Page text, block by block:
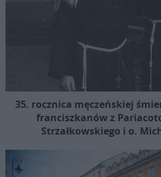
35. rocznica męczeńskiej
franciszkanów z
Strzałkowskiego i o.